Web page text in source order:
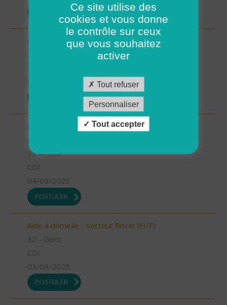
Aide à domicile - secteur Beaumarchès (H/F)
Auxiliaire de vie sociale - secteur L'Isle Jourdain
(H/F)
32 - Gers
CDI
04/09/2025
POSTULER
Aide à domicile - secteur Riscle (H/F)
32 - Gers
CDI
03/09/2025
POSTULER
Ce site utilise des
cookies et vous donne
le contrôle sur ceux
que vous souhaitez
activer
Tout refuser
Personnaliser
Tout accepter